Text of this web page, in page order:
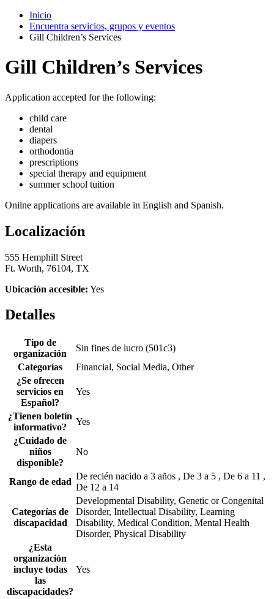
Inicio
Encuentra servicios, grupos y eventos
Gill Children’s Services
Gill Children’s Services
Application accepted for the following:
child care
dental
diapers
orthodontia
prescriptions
special therapy and equipment
summer school tuition
Onilne applications are available in English and Spanish.
Localización
555 Hemphill Street
Ft. Worth, 76104, TX
Ubicación accesible: Yes
Detalles
Tipo de
organización
Sin fines de lucro (501c3)
Categorías
Financial, Social Media, Other
¿Se ofrecen
servicios en
Español?
Yes
¿Tienen boletín
informativo?
Yes
¿Cuidado de
niños
disponible?
No
Rango de edad
De recién nacido a 3 años , De 3 a 5 , De 6 a 11 ,
De 12 a 14
Categorías de
discapacidad
Developmental Disability, Genetic or Congenital
Disorder, Intellectual Disability, Learning
Disability, Medical Condition, Mental Health
Disorder, Physical Disability
¿Esta
organización
incluye todas
las
discapacidades?
Yes